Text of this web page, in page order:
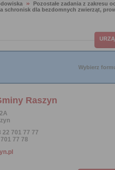
Pozostałe zadania z zakresu
dla bezdomnych zwierząt,
Wybierz
Raszyn
22 701 77 77
77 78